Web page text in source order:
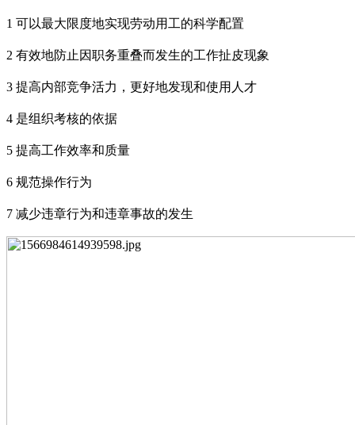
1 可以最大限度地实现劳动用工的科学配置
2 有效地防止因职务重叠而发生的工作扯皮现象
3 提高内部竞争活力，更好地发现和使用人才
4 是组织考核的依据
5 提高工作效率和质量
6 规范操作行为
7 减少违章行为和违章事故的发生